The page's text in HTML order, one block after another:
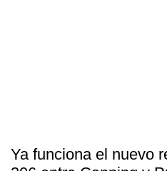
Ya funciona el nuevo